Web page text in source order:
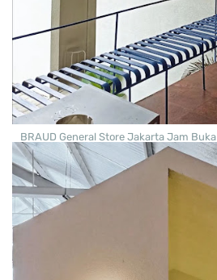
BRAUD General Store Jakarta Jam Buka |